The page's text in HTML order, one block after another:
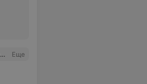
Еще